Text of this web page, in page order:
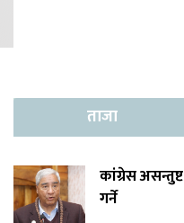
ताजा
कांग्रेस
गर्ने